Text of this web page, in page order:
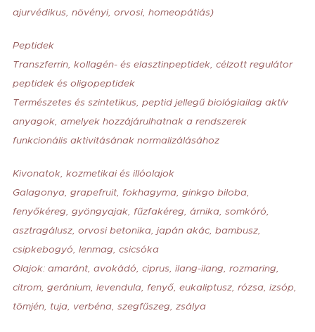
ajurvédikus, növényi, orvosi, homeopátiás)
Peptidek
Transzferrin, kollagén- és elasztinpeptidek, célzott regulátor
peptidek és oligopeptidek
Természetes és szintetikus, peptid jellegű biológiailag aktív
anyagok, amelyek hozzájárulhatnak a rendszerek
funkcionális aktivitásának normalizálásához
Kivonatok, kozmetikai és illóolajok
Galagonya, grapefruit, fokhagyma, ginkgo biloba,
fenyőkéreg, gyöngyajak, fűzfakéreg, árnika, somkóró,
asztragálusz, orvosi betonika, japán akác, bambusz,
csipkebogyó, lenmag, csicsóka
Olajok: amaránt, avokádó, ciprus, ilang-ilang, rozmaring,
citrom, geránium, levendula, fenyő, eukaliptusz, rózsa, izsóp,
tömjén, tuja, verbéna, szegfűszeg, zsálya